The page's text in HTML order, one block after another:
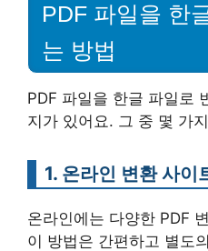
PDF 파일을 한
는 방법
PDF 파일을 한글 파일로
지가 있어요. 그 중 몇 가
1. 온라인 변환 사이
온라인에는 다양한 PDF
이 방법은 간편하고 별도